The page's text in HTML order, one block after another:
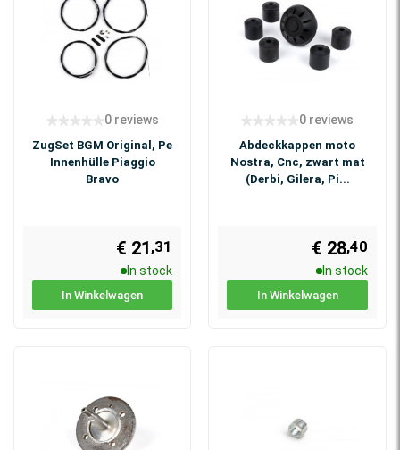
0 reviews
ZugSet BGM Original, Pe
Innenhülle Piaggio
Bravo
€ 21,31
In stock
In Winkelwagen
0 reviews
Abdeckkappen moto
Nostra, Cnc, zwart mat
(Derbi, Gilera, Pi...
€ 28,40
In stock
In Winkelwagen